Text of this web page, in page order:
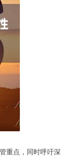
重点，同时呼吁深